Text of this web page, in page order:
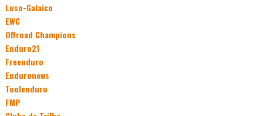
Luso-Galaico
EWC
Offroad Champions
Enduro21
Freenduro
Enduronews
Toolenduro
FMP